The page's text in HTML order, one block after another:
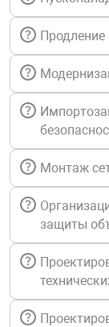
и
объектов
и экипировка
Продление
Монтаж
защиты